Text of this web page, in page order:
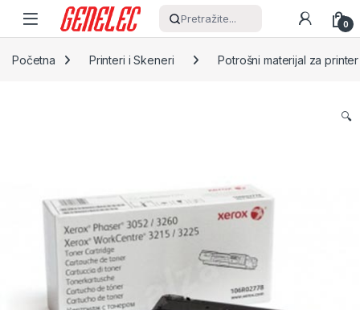
Skip to navigation
Skip to content
Pretražite... 0
Početna Printeri i Skeneri Potrošni materijal za printer
🔍